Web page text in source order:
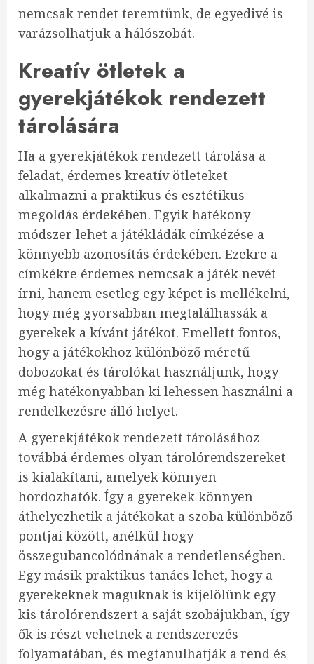
nemcsak rendet teremtünk, de egyedivé is
varázsolhatjuk a hálószobát.
Kreatív ötletek a
gyerekjátékok rendezett
tárolására
Ha a gyerekjátékok rendezett tárolása a
feladat, érdemes kreatív ötleteket
alkalmazni a praktikus és esztétikus
megoldás érdekében. Egyik hatékony
módszer lehet a játékládák címkézése a
könnyebb azonosítás érdekében. Ezekre a
címkékre érdemes nemcsak a játék nevét
írni, hanem esetleg egy képet is mellékelni,
hogy még gyorsabban megtalálhassák a
gyerekek a kívánt játékot. Emellett fontos,
hogy a játékokhoz különböző méretű
dobozokat és tárolókat használjunk, hogy
még hatékonyabban ki lehessen használni a
rendelkezésre álló helyet.
A gyerekjátékok rendezett tárolásához
továbbá érdemes olyan tárolórendszereket
is kialakítani, amelyek könnyen
hordozhatók. Így a gyerekek könnyen
áthelyezhetik a játékokat a szoba különböző
pontjai között, anélkül hogy
összegubancolódnának a rendetlenségben.
Egy másik praktikus tanács lehet, hogy a
gyerekeknek maguknak is kijelölünk egy
kis tárolórendszert a saját szobájukban, így
ők is részt vehetnek a rendszerezés
folyamatában, és megtanulhatják a rend és